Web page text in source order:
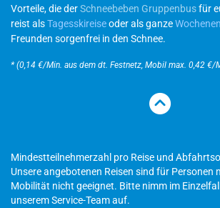
Vorteile, die derSchneebeben Gruppenbusfür
reist alsTagesskireiseoder als ganze
Freunden sorgenfrei in den Schnee.
* (0,14 €/Min. aus dem dt. Festnetz, Mobil max. 0,42 €/
Mindestteilnehmerzahl pro Reise und
Unsere angebotenen Reisen sind für Personen
Mobilität nicht geeignet. Bitte nimm im
unserem Service-Team auf.